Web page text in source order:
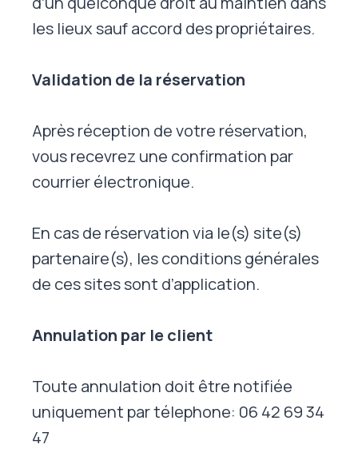
les lieux sauf accord des propriétaires.
Validation de la réservation
Après réception de votre réservation,
vous recevrez une confirmation par
courrier électronique.
En cas de réservation via le(s) site(s)
partenaire(s), les conditions générales
de ces sites sont d’application.
Annulation par le client
Toute annulation doit être notifiée
uniquement par télephone: 06 42 69 34
47